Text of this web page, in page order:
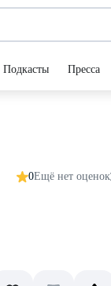
Подкасты Пресса
0Ещё нет оценок